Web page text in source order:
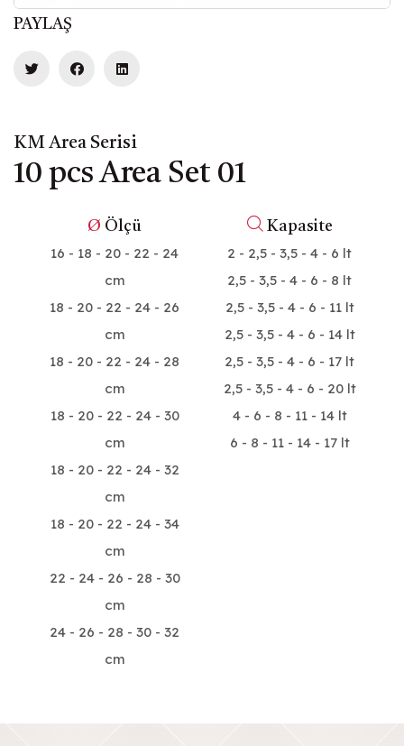
PAYLAŞ
KM Area Serisi
10 pcs Area Set 01
Ø Ölçü
16 - 18 - 20 - 22 - 24
cm
18 - 20 - 22 - 24 - 26
cm
18 - 20 - 22 - 24 - 28
cm
18 - 20 - 22 - 24 - 30
cm
18 - 20 - 22 - 24 - 32
cm
18 - 20 - 22 - 24 - 34
cm
22 - 24 - 26 - 28 - 30
cm
24 - 26 - 28 - 30 - 32
cm
Kapasite
2 - 2,5 - 3,5 - 4 - 6 lt
2,5 - 3,5 - 4 - 6 - 8 lt
2,5 - 3,5 - 4 - 6 - 11 lt
2,5 - 3,5 - 4 - 6 - 14 lt
2,5 - 3,5 - 4 - 6 - 17 lt
2,5 - 3,5 - 4 - 6 - 20 lt
4 - 6 - 8 - 11 - 14 lt
6 - 8 - 11 - 14 - 17 lt